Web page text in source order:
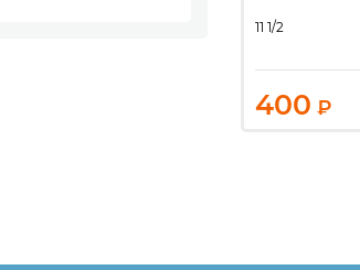
11 1/2
400 ₽